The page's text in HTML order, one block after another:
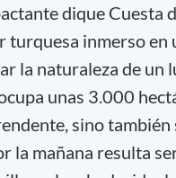
dique Cuesta
turquesa inmerso
la naturaleza de un
unas 3.000
sino
la mañana resulta